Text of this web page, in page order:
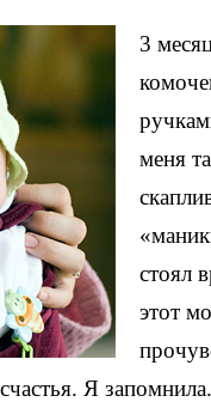
3
меня
стоял
этот
Я запомнила.